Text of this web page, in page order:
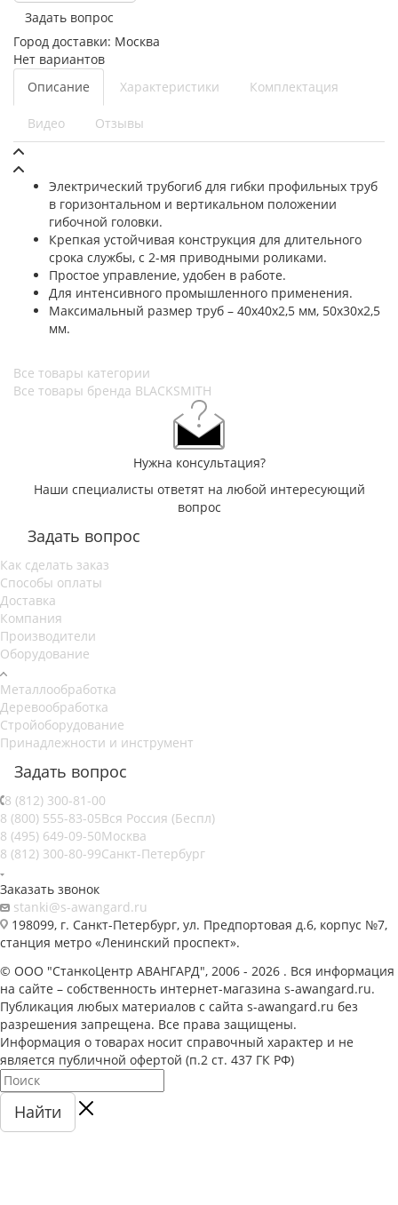
Задать вопрос
Город доставки: Москва
Нет вариантов
Описание
Характеристики Комплектация
Видео Отзывы
Электрический трубогиб для гибки профильных труб
в горизонтальном и вертикальном положении
гибочной головки.
Крепкая устойчивая конструкция для длительного
срока службы, с 2-мя приводными роликами.
Простое управление, удобен в работе.
Для интенсивного промышленного применения.
Максимальный размер труб – 40х40х2,5 мм, 50х30х2,5
мм.
Все товары категории
Все товары бренда BLACKSMITH
Нужна консультация?
Наши специалисты ответят на любой интересующий
вопрос
Задать вопрос
Как сделать заказ
Способы оплаты
Доставка
Компания
Производители
Оборудование
Металлообработка
Деревообработка
Стройоборудование
Принадлежности и инструмент
Задать вопрос
8 (812) 300-81-00
8 (800) 555-83-05Вся Россия (Беспл)
8 (495) 649-09-50Москва
8 (812) 300-80-99Санкт-Петербург
Заказать звонок
stanki@s-awangard.ru
198099, г. Санкт-Петербург, ул. Предпортовая д.6, корпус №7,
станция метро «Ленинский проспект».
© ООО "СтанкоЦентр АВАНГАРД", 2006 - 2026 . Вся информация
на сайте – собственность интернет-магазина s-awangard.ru.
Публикация любых материалов с сайта s-awangard.ru без
разрешения запрещена. Все права защищены.
Информация о товарах носит справочный характер и не
является публичной офертой (п.2 ст. 437 ГК РФ)
Найти